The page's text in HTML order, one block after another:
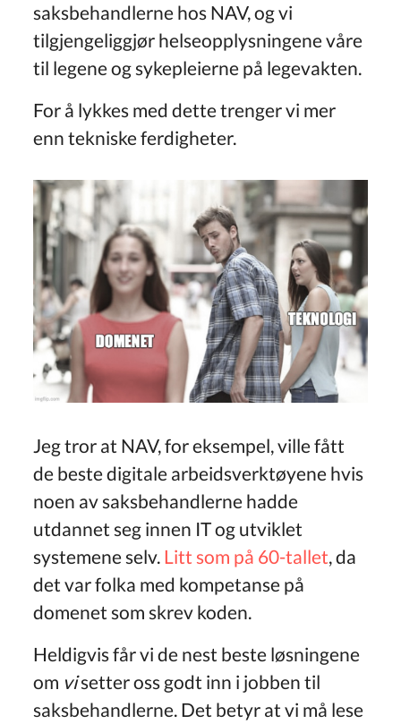
saksbehandlerne hos NAV, og vi
tilgjengeliggjør helseopplysningene våre
til legene og sykepleierne på legevakten.
For å lykkes med dette trenger vi mer
enn tekniske ferdigheter.
Jeg tror at NAV, for eksempel, ville fått
de beste digitale arbeidsverktøyene hvis
noen av saksbehandlerne hadde
utdannet seg innen IT og utviklet
systemene selv. Litt som på 60-tallet, da
det var folka med kompetanse på
domenet som skrev koden.
Heldigvis får vi de nest beste løsningene
om visetter oss godt inn i jobben til
saksbehandlerne. Det betyr at vi må lese